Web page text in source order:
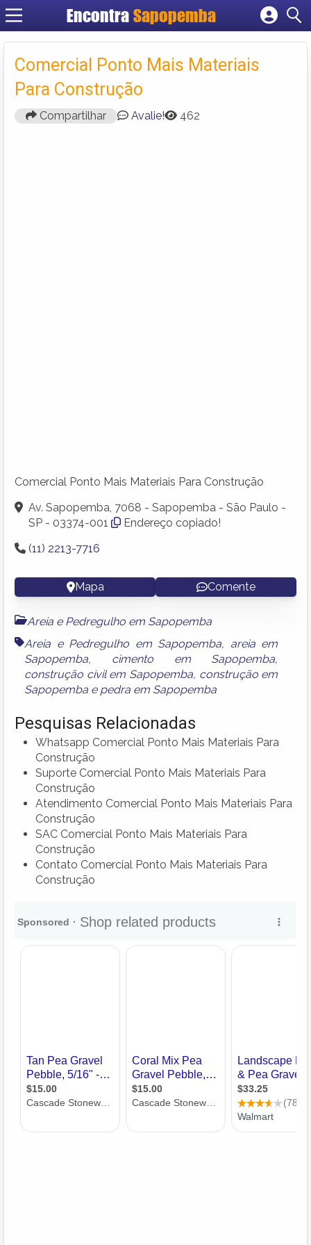
Encontra Sapopemba
Cadastrar empresa
Criar conta
Comercial Ponto Mais Materiais
Para Construção
Compartilhar Avalie! 462
Comercial Ponto Mais Materiais Para Construção
Av. Sapopemba, 7068 - Sapopemba - São Paulo -
SP - 03374-001
Endereço copiado!
(11) 2213-7716
Mapa Comente
Areia e Pedregulho em Sapopemba
Areia e Pedregulho em Sapopemba, areia em
Sapopemba, cimento em Sapopemba,
construção civil em Sapopemba, construção em
Sapopemba e pedra em Sapopemba
Pesquisas Relacionadas
Whatsapp Comercial Ponto Mais Materiais Para
Construção
Suporte Comercial Ponto Mais Materiais Para
Construção
Atendimento Comercial Ponto Mais Materiais Para
Construção
SAC Comercial Ponto Mais Materiais Para
Construção
Contato Comercial Ponto Mais Materiais Para
Construção